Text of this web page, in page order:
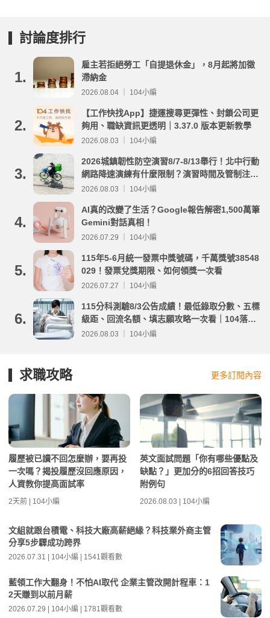
討論度排行
1.
雇主若拒絕勞工「自提退休金」，8月起將加徵
滯納金
2026.08.04 ｜ 104小編
2.
【工作快找App】捷運搜尋更彈性、封鎖公司更
夠用、職缺資訊更透明｜3.37.0 版本更新教學
2026.08.03 ｜ 104小編
3.
2026城鎮韌性防空演習8/7-8/13舉行！北中行動
網路降速演練有什麼限制？演習時間及管制注意
事項整理
2026.08.03 ｜ 104小編
4.
AI真的改變了生活？Google報告解密1,500萬筆
Gemini對話真相！
2026.07.29 ｜ 104小編
5.
115年5-6月統一發票中獎號碼，千萬獎號38548
029！發票兌獎期限、如何領獎一次看
2026.07.27 ｜ 104小編
6.
115分科測驗8/3公告成績！最低錄取分數、五標
級距、回流名額、填志願攻略一次看｜104落點
分析
2026.08.03 ｜ 104小編
求職攻略 更多訂閱內容
履歷被已讀不回怎麼辦，要再投
一次嗎？揭投履歷沒回應原因，
人資教你提高面試率
2天前 | 104小編
英文面試問題「你有哪些優點及
缺點？」更加分的6招回答技巧
附例句
2026.08.03 | 104小編
文組就跟台積電、科技大廠高薪絕緣？科技業外商主管
分享5步驟成功跨界
2026.07.31 | 104小編 | 1541觀看數
藍領工作大翻身！不怕AI取代 企業主管改開計程車：1
2天賺到以前月薪
2026.07.29 | 104小編 | 1781觀看數